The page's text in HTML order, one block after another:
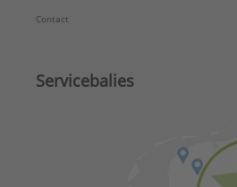
Contact
Servicebalies